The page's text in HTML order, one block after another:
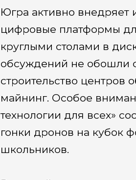
Югра активно внедряет
цифровые платформы
круглыми столами в
обсуждений не обошли
строительство центров
майнинг. Особое
технологии для всех»
гонки дронов на кубок
школьников.